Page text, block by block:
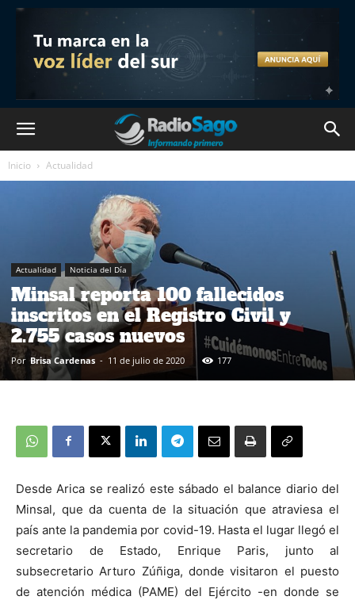
Inicio Actualidad
Actualidad Noticia del Día
Minsal reporta 100 fallecidos
inscritos en el Registro Civil y
2.755 casos nuevos
Por Brisa Cardenas - 11 de julio de 2020 177
Desde Arica se realizó este sábado el balance diario del
Minsal, que da cuenta de la situación que atraviesa el
país ante la pandemia por covid-19. Hasta el lugar llegó el
secretario de Estado, Enrique Paris, junto al
subsecretario Arturo Zúñiga, donde visitaron el puesto
de atención médica (PAME) del Ejército -en donde se